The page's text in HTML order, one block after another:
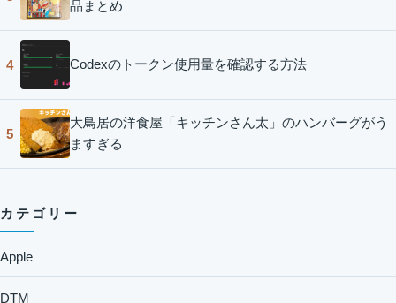
品まとめ
4 Codexのトークン使用量を確認する方法
5
大鳥居の洋食屋「キッチンさん太」のハンバーグがう
ますぎる
カテゴリー
Apple
DTM